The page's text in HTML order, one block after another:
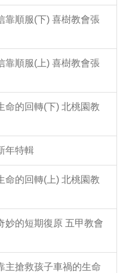
靠順服(下) 喜樹教會張
靠順服(上) 喜樹教會張
命的回轉(下) 北桃園教
年特輯
命的回轉(上) 北桃園教
妙的短期復原 五甲教會
主搶救孩子車禍的生命